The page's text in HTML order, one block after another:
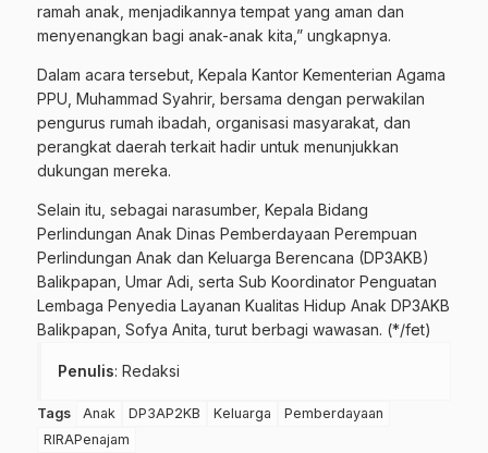
ramah anak, menjadikannya tempat yang aman dan
menyenangkan bagi anak-anak kita,” ungkapnya.
Dalam acara tersebut, Kepala Kantor Kementerian Agama
PPU, Muhammad Syahrir, bersama dengan perwakilan
pengurus rumah ibadah, organisasi masyarakat, dan
perangkat daerah terkait hadir untuk menunjukkan
dukungan mereka.
Selain itu, sebagai narasumber, Kepala Bidang
Perlindungan Anak Dinas Pemberdayaan Perempuan
Perlindungan Anak dan Keluarga Berencana (DP3AKB)
Balikpapan, Umar Adi, serta Sub Koordinator Penguatan
Lembaga Penyedia Layanan Kualitas Hidup Anak DP3AKB
Balikpapan, Sofya Anita, turut berbagi wawasan. (*/fet)
Penulis: Redaksi
Tags Anak DP3AP2KB Keluarga
Pemberdayaan
RIRAPenajam